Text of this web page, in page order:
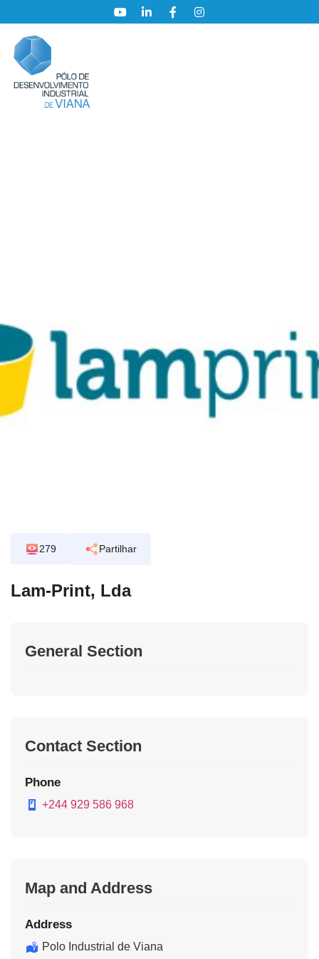
279 Partilhar
Lam-Print, Lda
General Section
Contact Section
Phone
+244 929 586 968
Map and Address
Address
Polo Industrial de Viana